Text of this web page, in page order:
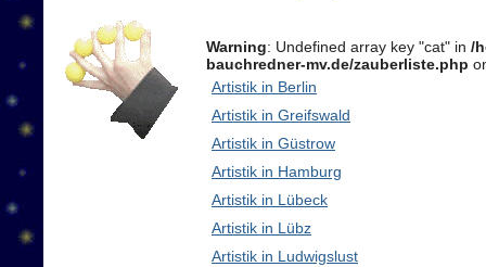
Warning: Undefined array key "cat" in /
bauchredner-mv.de/zauberliste.php
Artistik in Berlin
Artistik in Greifswald
Artistik in Güstrow
Artistik in Hamburg
Artistik in Lübeck
Artistik in Lübz
Artistik in Ludwigslust